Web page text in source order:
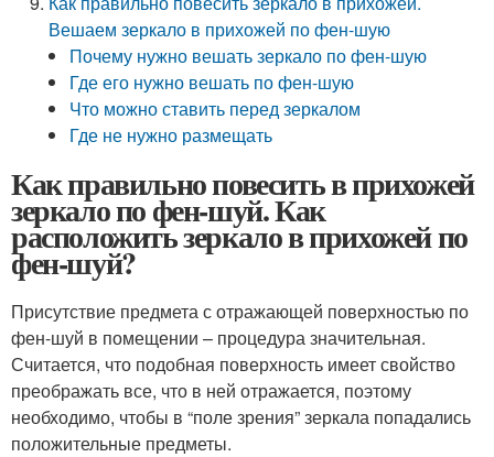
Вешаем зеркало в прихожей по фен-шую
Почему нужно вешать зеркало по фен-шую
Где его нужно вешать по фен-шую
Что можно ставить перед зеркалом
Где не нужно размещать
Как правильно повесить в прихожей
зеркало по фен-шуй. Как
расположить зеркало в прихожей по
фен-шуй?
Присутствие предмета с отражающей поверхностью по
фен-шуй в помещении – процедура значительная.
Считается, что подобная поверхность имеет свойство
преображать все, что в ней отражается, поэтому
необходимо, чтобы в “поле зрения” зеркала попадались
положительные предметы.